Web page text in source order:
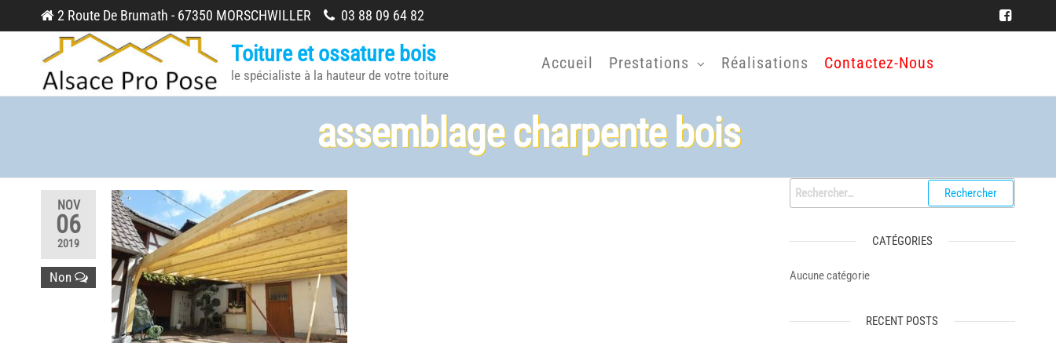
to
2 Route De Brumath - 67350 MORSCHWILLER 03 88 09 64 82
Toiture et ossature bois
le spécialiste à la hauteur de votre toiture
Accueil Prestations Réalisations Contactez-Nous
assemblage charpente bois
NOV
06
2019
Non
Rechercher :
CATÉGORIES
Aucune catégorie
RECENT POSTS